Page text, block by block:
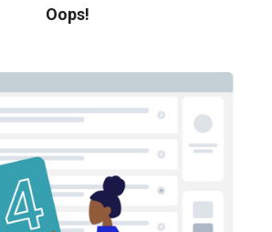
Rund um die Inzahlungnahme
Oops!